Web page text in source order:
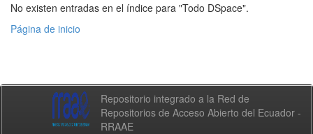
No existen entradas en el índice para "Todo DSpace".
Página de inicio
Repositorio integrado a la Red de
Repositorios de Acceso Abierto del Ecuador -
RRAAE